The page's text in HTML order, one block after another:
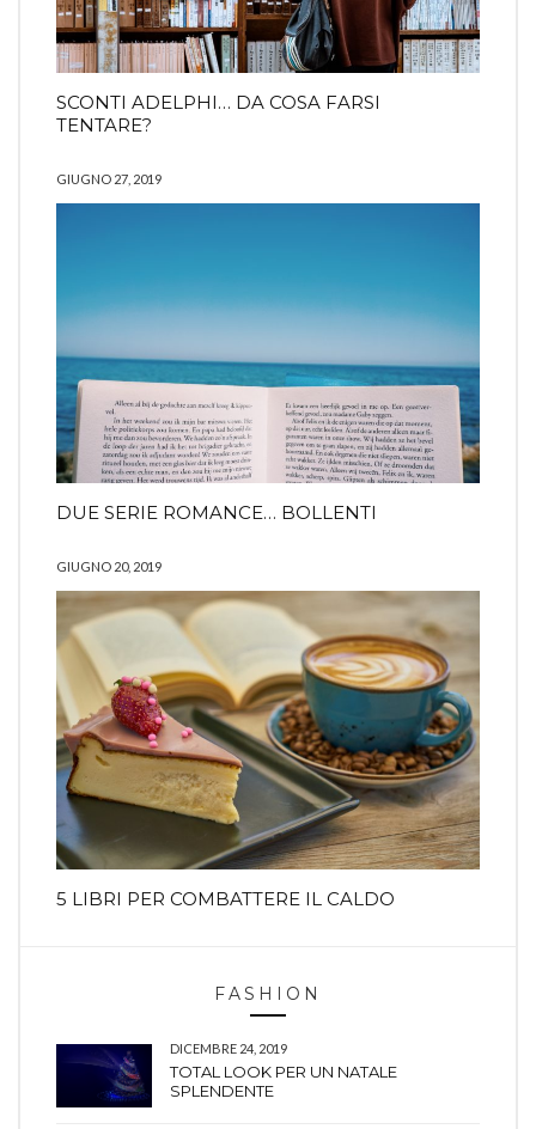
SCONTI ADELPHI… DA COSA FARSI
TENTARE?
GIUGNO 27, 2019
DUE SERIE ROMANCE… BOLLENTI
GIUGNO 20, 2019
5 LIBRI PER COMBATTERE IL CALDO
FASHION
DICEMBRE 24, 2019
TOTAL LOOK PER UN NATALE
SPLENDENTE